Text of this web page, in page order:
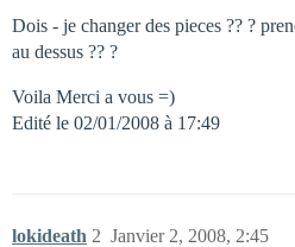
Dois - je changer des pieces ?? ?
au dessus ?? ?
Voila Merci a vous =)
Edité le 02/01/2008 à 17:49
lokideath Janvier 2, 2008, 2:45
2